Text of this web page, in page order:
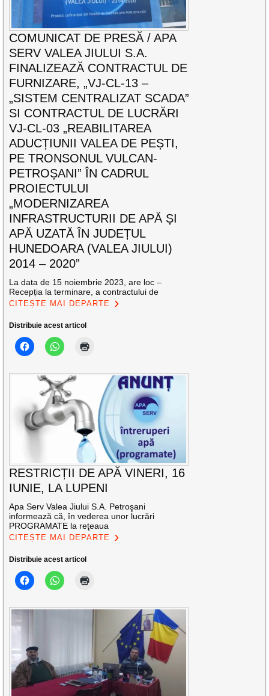
COMUNICAT DE PRESĂ / APA
SERV VALEA JIULUI S.A.
FINALIZEAZĂ CONTRACTUL DE
FURNIZARE, „VJ-CL-13 –
„SISTEM CENTRALIZAT SCADA”
SI CONTRACTUL DE LUCRĂRI
VJ-CL-03 „REABILITAREA
ADUCȚIUNII VALEA DE PEȘTI,
PE TRONSONUL VULCAN-
PETROȘANI” ÎN CADRUL
PROIECTULUI
„MODERNIZAREA
INFRASTRUCTURII DE APĂ ȘI
APĂ UZATĂ ÎN JUDEȚUL
HUNEDOARA (VALEA JIULUI)
2014 – 2020”
La data de 15 noiembrie 2023, are loc –
Recepția la terminare, a contractului de
CITEȘTE MAI DEPARTE
Distribuie acest articol
RESTRICȚII DE APĂ VINERI, 16
IUNIE, LA LUPENI
Apa Serv Valea Jiului S.A. Petroşani
informează că, în vederea unor lucrări
PROGRAMATE la reţeaua
CITEȘTE MAI DEPARTE
Distribuie acest articol